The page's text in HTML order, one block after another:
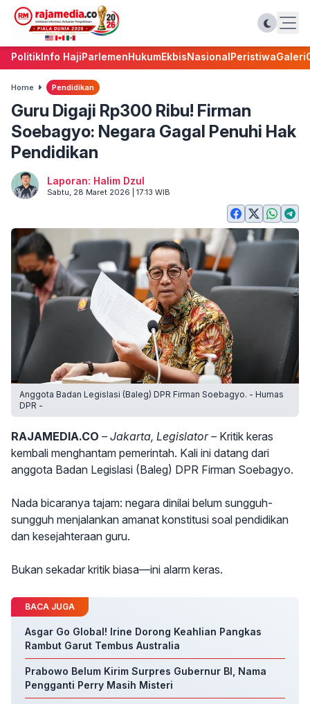
PolitikInfo HajiParlemenHukumEkbisNasionalPeristiwaGaleri
Home Pendidikan
Guru Digaji Rp300 Ribu! Firman
Soebagyo: Negara Gagal Penuhi Hak
Pendidikan
Laporan: Halim Dzul
Sabtu, 28 Maret 2026 | 17:13 WIB
Anggota Badan Legislasi (Baleg) DPR Firman Soebagyo. - Humas
DPR -
RAJAMEDIA.CO – Jakarta, Legislator –Kritik keras
kembali menghantam pemerintah. Kali ini datang dari
anggota Badan Legislasi (Baleg) DPR Firman Soebagyo.
Nada bicaranya tajam: negara dinilai belum sungguh-
sungguh menjalankan amanat konstitusi soal pendidikan
dan kesejahteraan guru.
Bukan sekadar kritik biasa—ini alarm keras.
BACA JUGA
Asgar Go Global! Irine Dorong Keahlian Pangkas
Rambut Garut Tembus Australia
Prabowo Belum Kirim Surpres Gubernur BI, Nama
Pengganti Perry Masih Misteri